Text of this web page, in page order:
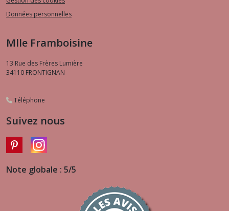
Données personnelles
Mlle Framboisine
13 Rue des Frères Lumière
34110 FRONTIGNAN
Téléphone
Suivez nous
Note globale : 5/5